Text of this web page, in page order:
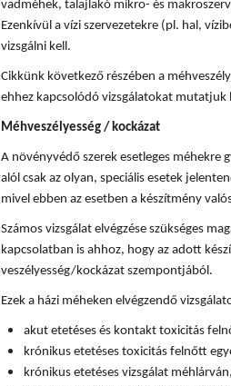
vadméhek, talajlakó mikro- és
Ezenkívül a vízi szervezetekre (pl. hal,
vizsgálni kell.
Cikkünk következő részében a
ehhez kapcsolódó vizsgálatokat mutatjuk
Méhveszélyesség / kockázat
A növényvédő szerek esetleges méhekre
alól csak az olyan, speciális esetek
mivel ebben az esetben a készítmény
Számos vizsgálat elvégzése szükséges
kapcsolatban is ahhoz, hogy az adott
veszélyesség/kockázat szempontjából.
Ezek a házi méheken elvégzendő
akut etetéses és kontakt toxicitás
krónikus etetéses toxicitás felnőtt
krónikus etetéses vizsgálat méhlárván,